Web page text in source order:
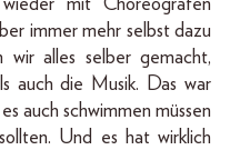
mit Choreografen
immer mehr selbst dazu
wir alles selber gemacht,
auch die Musik. Das war
auch schwimmen müssen
Und es hat wirklich